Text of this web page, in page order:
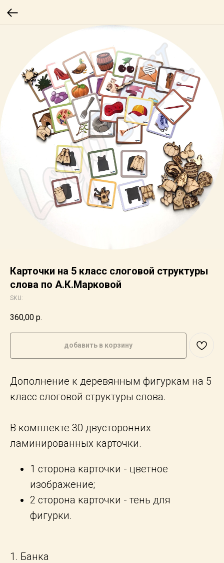
Карточки на 5 класс слоговой структуры
слова по А.К.Марковой
SKU:
360,00 р.
добавить в корзину
Дополнение к деревянным фигуркам на 5
класс слоговой структуры слова.
В комплекте 30 двусторонних
ламинированных карточки.
1 сторона карточки - цветное
изображение;
2 сторона карточки - тень для
фигурки.
1. Банка